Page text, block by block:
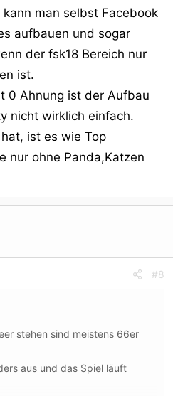
man selbst Facebook
aufbauen und sogar
der fsk18 Bereich nur
ist.
0 Ahnung ist der Aufbau
nicht wirklich einfach.
ist es wie Top
nur ohne Panda,Katzen
#8
stehen sind meistens 66er
aus und das Spiel läuft